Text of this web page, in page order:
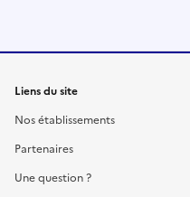
Liens du site
Nos établissements
Partenaires
Une question ?